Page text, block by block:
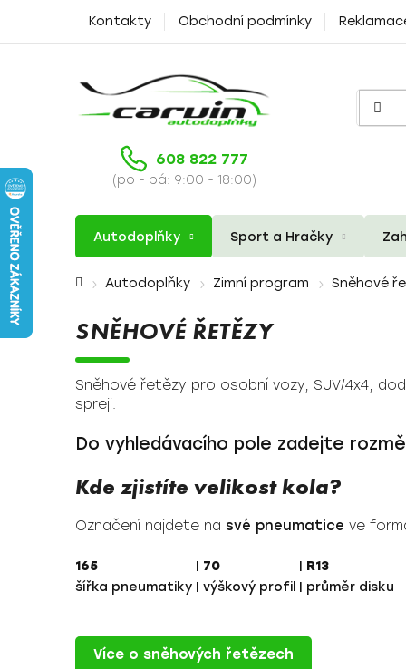
Kontakty Obchodní podmínky
608 822 777
(po - pá: 9:00 - 18:00)
Autodoplňky Sport a Hračky
Domů Autodoplňky Zimní program Sněhové
SNĚHOVÉ ŘETĚZY
Sněhové řetězy pro osobní vozy, SUV/4x4,
spreji.
Do vyhledávacího pole zadejte
Kde zjistíte velikost kola?
Označení najdete na své pneumatice ve
165 | 70 | R13
šířka pneumatiky | výškový profil | průměr disku
Více o sněhových řetězech